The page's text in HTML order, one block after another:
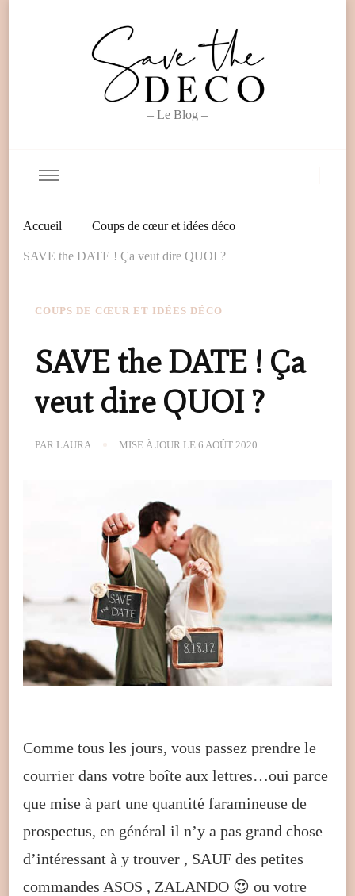
– Le Blog –
Accueil Coups de cœur et idées déco
SAVE the DATE ! Ça veut dire QUOI ?
COUPS DE CŒUR ET IDÉES DÉCO
SAVE the DATE ! Ça
veut dire QUOI ?
PAR LAURA MISE À JOUR LE 6 AOÛT 2020
Comme tous les jours, vous passez prendre le
courrier dans votre boîte aux lettres…oui parce
que mise à part une quantité faramineuse de
prospectus, en général il n’y a pas grand chose
d’intéressant à y trouver , SAUF des petites
commandes ASOS , ZALANDO 😍 ou votre